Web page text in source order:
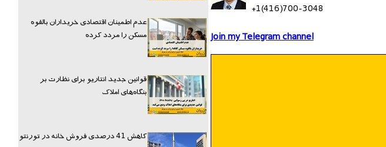
+1(416)700-3048
Join my Telegram channel
عدم اطمینان اقتصادی خریداران بالقوه
مسکن را مردد کرده
قوانین جدید انتاریو برای نظارت بر
بنگاه‌های املاک
کاهش 41 درصدی فروش خانه در تورنتو